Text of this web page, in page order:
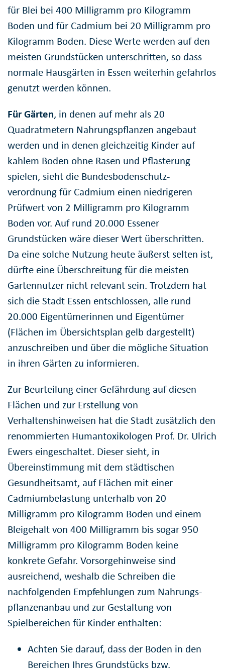
für Blei bei 400 Milligramm pro Kilogramm
Boden und für Cadmium bei 20 Milligramm pro
Kilogramm Boden. Diese Werte werden auf den
meisten Grundstücken unterschritten, so dass
normale Hausgärten in Essen weiterhin gefahrlos
genutzt werden können.
Für Gärten, in denen auf mehr als 20
Quadratmetern Nahrungspflanzen angebaut
werden und in denen gleichzeitig Kinder auf
kahlem Boden ohne Rasen und Pflasterung
spielen, sieht die Bundesbodenschutz-
verordnung für Cadmium einen niedrigeren
Prüfwert von 2 Milligramm pro Kilogramm
Boden vor. Auf rund 20.000 Essener
Grundstücken wäre dieser Wert überschritten.
Da eine solche Nutzung heute äußerst selten ist,
dürfte eine Überschreitung für die meisten
Gartennutzer nicht relevant sein. Trotzdem hat
sich die Stadt Essen entschlossen, alle rund
20.000 Eigentümerinnen und Eigentümer
(Flächen im Übersichtsplan gelb dargestellt)
anzuschreiben und über die mögliche Situation
in ihren Gärten zu informieren.
Zur Beurteilung einer Gefährdung auf diesen
Flächen und zur Erstellung von
Verhaltenshinweisen hat die Stadt zusätzlich den
renommierten Humantoxikologen Prof. Dr. Ulrich
Ewers eingeschaltet. Dieser sieht, in
Übereinstimmung mit dem städtischen
Gesundheitsamt, auf Flächen mit einer
Cadmiumbelastung unterhalb von 20
Milligramm pro Kilogramm Boden und einem
Bleigehalt von 400 Milligramm bis sogar 950
Milligramm pro Kilogramm Boden keine
konkrete Gefahr. Vorsorgehinweise sind
ausreichend, weshalb die Schreiben die
nachfolgenden Empfehlungen zum Nahrungs-
pflanzenanbau und zur Gestaltung von
Spielbereichen für Kinder enthalten:
Achten Sie darauf, dass der Boden in den
Bereichen Ihres Grundstücks bzw.